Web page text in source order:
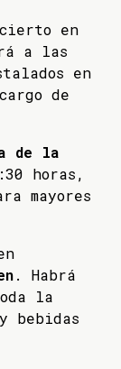
en
a las
en
de
de la
horas,
mayores
. Habrá
la
bebidas